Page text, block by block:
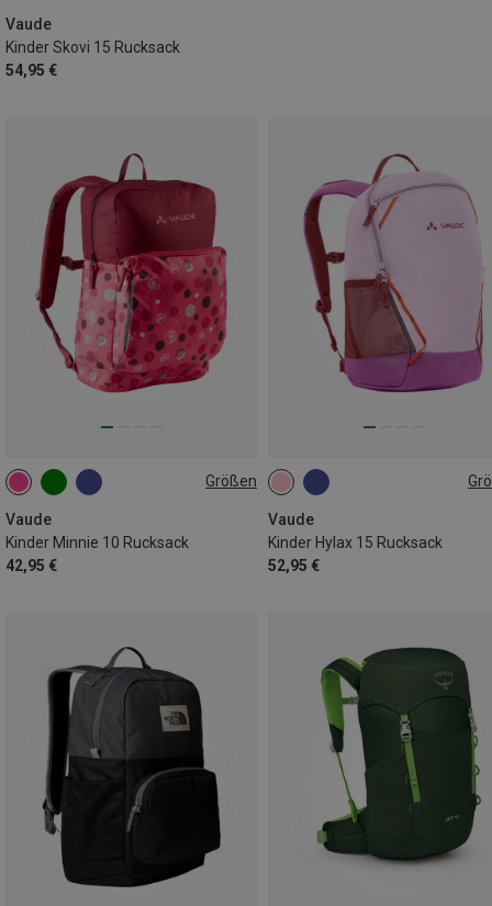
Vaude
Kinder Skovi 15 Rucksack
54,95 €
Größen
Vaude
Kinder Minnie 10 Rucksack
42,95 €
10L
Vaude
Kinder Hylax 15 Rucksack
52,95 €
15L